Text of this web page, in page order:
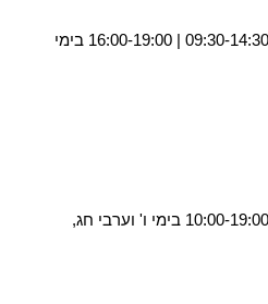
שעות פעילות ימים א'-ה', 09:30-14:30 | 16:00-19:00 בימי
שעות פעילות ימים א'-ה', 10:00-19:00 בימי ו' וערבי חג,